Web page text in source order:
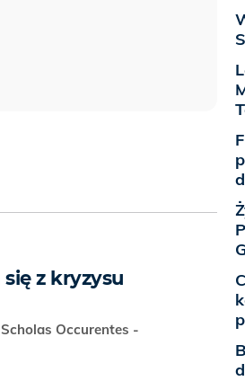
się z kryzysu
Occurentes -